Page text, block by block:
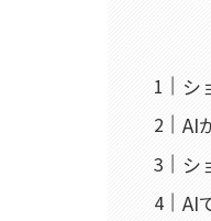
シ
AI
シ
AI